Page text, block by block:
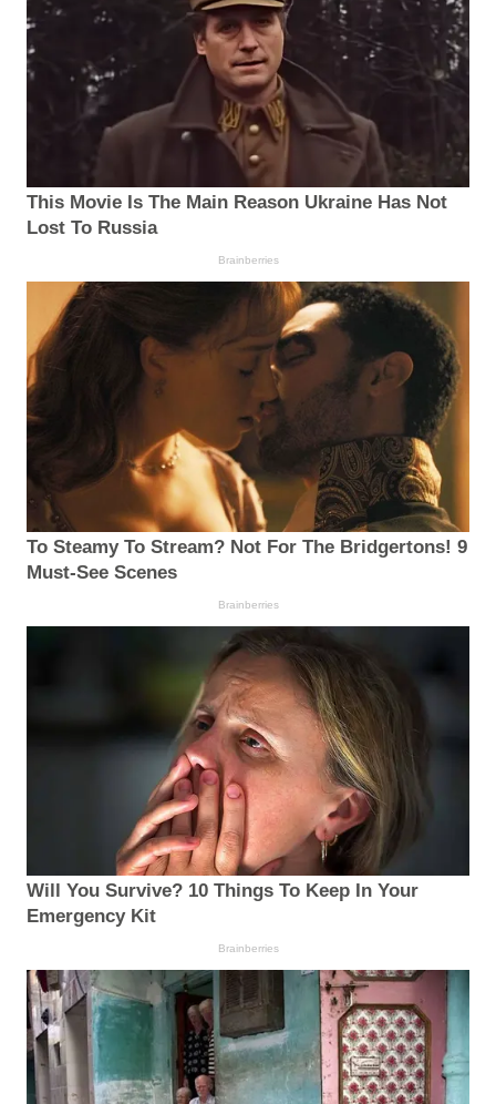
This Movie Is The Main Reason Ukraine Has Not
Lost To Russia
Brainberries
To Steamy To Stream? Not For The Bridgertons! 9
Must-See Scenes
Brainberries
Will You Survive? 10 Things To Keep In Your
Emergency Kit
Brainberries